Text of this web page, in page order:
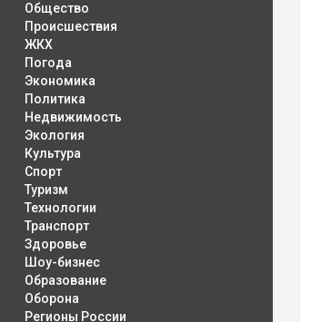
Общество
Происшествия
ЖКХ
Погода
Экономика
Политика
Недвижимость
Экология
Культура
Спорт
Туризм
Технологии
Транспорт
Здоровье
Шоу-бизнес
Образование
Оборона
Регионы России